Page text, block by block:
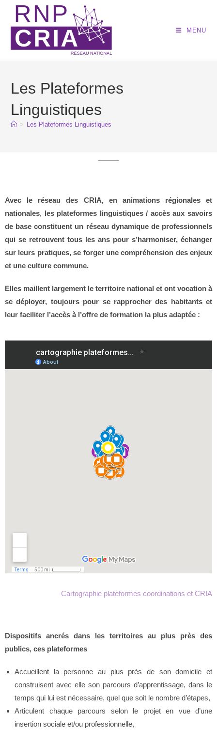
MENU
Les Plateformes
Linguistiques
> Les Plateformes Linguistiques
Avec le réseau des CRIA, en animations régionales et
nationales, les plateformes linguistiques / accès aux savoirs
de base constituent un réseau dynamique de professionnels
qui se retrouvent tous les ans pour s’harmoniser, échanger
sur leurs pratiques, se forger une compréhension des enjeux
et une culture commune.
Elles maillent largement le territoire national et ont vocation à
se déployer, toujours pour se rapprocher des habitants et
leur faciliter l’accès à l’offre de formation la plus adaptée :
Cartographie plateformes coordinations et CRIA
Dispositifs ancrés dans les territoires au plus près des
publics, ces plateformes
Accueillent la personne au plus près de son domicile et
construisent avec elle son parcours d’apprentissage, dans le
temps qui lui est nécessaire, quel que soit le nombre d’étapes,
Articulent chaque parcours selon le projet en vue d’une
insertion sociale et/ou professionnelle,